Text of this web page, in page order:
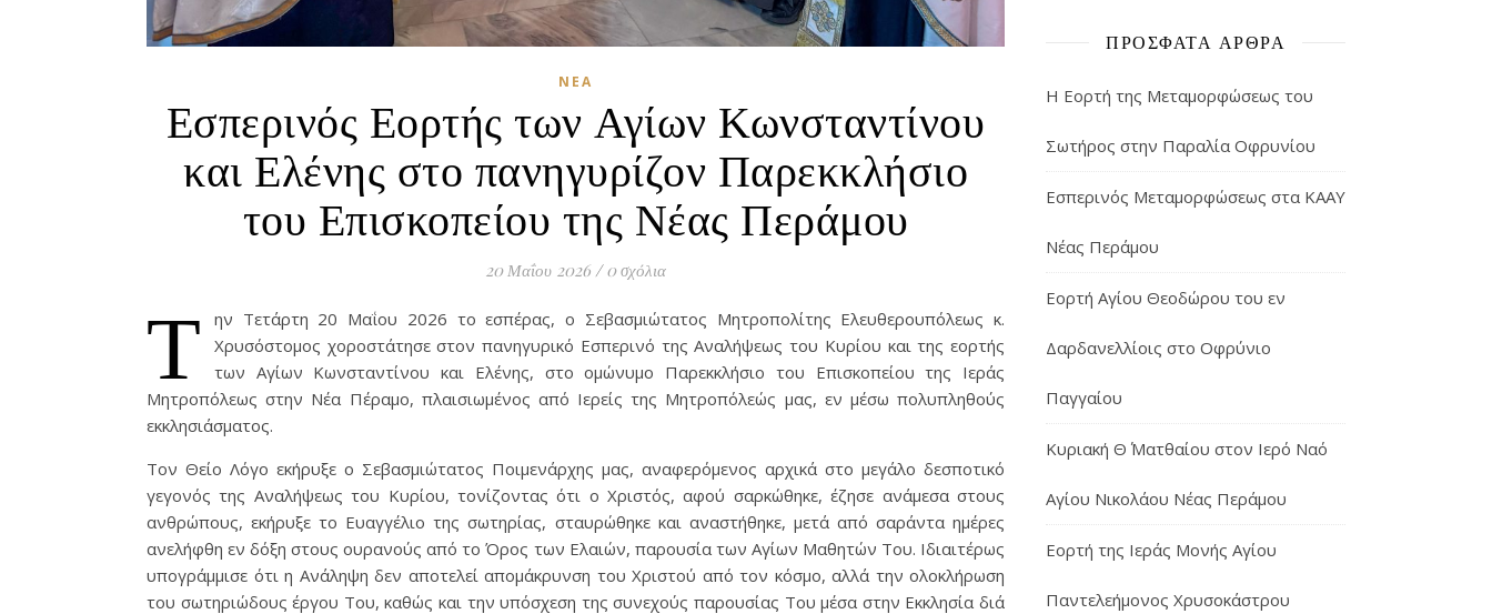
ΝΈΑ
Εσπερινός Εορτής των Αγίων Κωνσταντίνου
και Ελένης στο πανηγυρίζον Παρεκκλήσιο
του Επισκοπείου της Νέας Περάμου
20 Μαΐου 2026 / 0 σχόλια
Τ
ην Τετάρτη 20 Μαΐου 2026 το εσπέρας, ο Σεβασμιώτατος Μητροπολίτης Ελευθερουπόλεως κ.
Χρυσόστομος χοροστάτησε στον πανηγυρικό Εσπερινό της Αναλήψεως του Κυρίου και της εορτής
των Αγίων Κωνσταντίνου και Ελένης, στο ομώνυμο Παρεκκλήσιο του Επισκοπείου της Ιεράς
Μητροπόλεως στην Νέα Πέραμο, πλαισιωμένος από Ιερείς της Μητροπόλεώς μας, εν μέσω πολυπληθούς
εκκλησιάσματος.
Τον Θείο Λόγο εκήρυξε ο Σεβασμιώτατος Ποιμενάρχης μας, αναφερόμενος αρχικά στο μεγάλο δεσποτικό
γεγονός της Αναλήψεως του Κυρίου, τονίζοντας ότι ο Χριστός, αφού σαρκώθηκε, έζησε ανάμεσα στους
ανθρώπους, εκήρυξε το Ευαγγέλιο της σωτηρίας, σταυρώθηκε και αναστήθηκε, μετά από σαράντα ημέρες
ανελήφθη εν δόξη στους ουρανούς από το Όρος των Ελαιών, παρουσία των Αγίων Μαθητών Του. Ιδιαιτέρως
υπογράμμισε ότι η Ανάληψη δεν αποτελεί απομάκρυνση του Χριστού από τον κόσμο, αλλά την ολοκλήρωση
του σωτηριώδους έργου Του, καθώς και την υπόσχεση της συνεχούς παρουσίας Του μέσα στην Εκκλησία διά
ΠΡΌΣΦΑΤΑ ΆΡΘΡΑ
Η Εορτή της Μεταμορφώσεως του
Σωτήρος στην Παραλία Οφρυνίου
Εσπερινός Μεταμορφώσεως στα ΚΑΑΥ
Νέας Περάμου
Εορτή Αγίου Θεοδώρου του εν
Δαρδανελλίοις στο Οφρύνιο
Παγγαίου
Κυριακή Θ΄ Ματθαίου στον Ιερό Ναό
Αγίου Νικολάου Νέας Περάμου
Εορτή της Ιεράς Μονής Αγίου
Παντελεήμονος Χρυσοκάστρου